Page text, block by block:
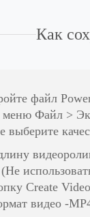
Как
файл
Файл >
выберите
Create
видео -